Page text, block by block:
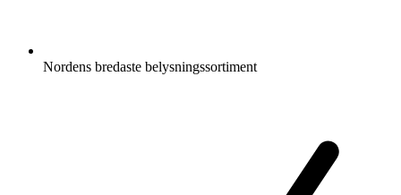
Nordens bredaste belysningssortiment